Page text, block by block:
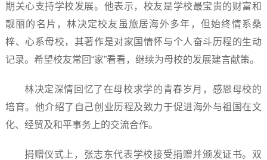
期关心支持学校发展。他表示，校友是学校最宝贵的财富和
靓丽的名片，林决定校友虽旅居海外多年，但始终情系桑
梓、心系母校，其著作是对家国情怀与个人奋斗历程的生动
记录。希望校友常回“家”看看，继续为母校的发展建言献策。
林决定深情回忆了在母校求学的青春岁月，感恩母校的
培育。他介绍了自己创业历程及致力于促进海外与祖国在文
化、经贸及和平事务上的交流合作。
捐赠仪式上，张志东代表学校接受捐赠并颁发证书。双